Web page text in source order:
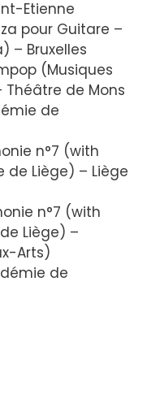
Etienne
pour Guitare –
– Bruxelles
(Musiques
Théâtre de Mons
de
n°7 (with
de Liège) – Liège
n°7 (with
Liège) –
Arts)
de